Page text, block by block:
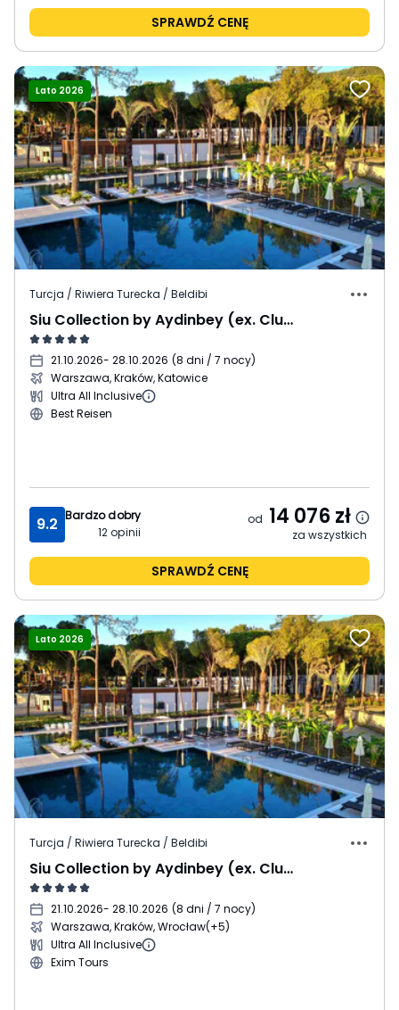
SPRAWDŹ CENĘ
Lato 2026
Turcja / Riwiera Turecka / Beldibi
Siu Collection by Aydinbey (ex. Club Zigana)
21.10.2026- 28.10.2026 (8 dni / 7 nocy)
Warszawa, Kraków, Katowice
Ultra All Inclusive
Best Reisen
9.2 Bardzo dobry
12opinii
od 14 076zł
za wszystkich
SPRAWDŹ CENĘ
Lato 2026
Turcja / Riwiera Turecka / Beldibi
Siu Collection by Aydinbey (ex. Club Zigana)
21.10.2026- 28.10.2026 (8 dni / 7 nocy)
Warszawa, Kraków, Wrocław(+5)
Ultra All Inclusive
Exim Tours